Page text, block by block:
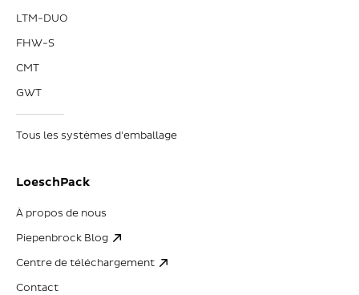
LTM-DUO
FHW-S
CMT
GWT
Tous les systèmes d'emballage
LoeschPack
À propos de nous
Piepenbrock Blog
Centre de téléchargement
Contact